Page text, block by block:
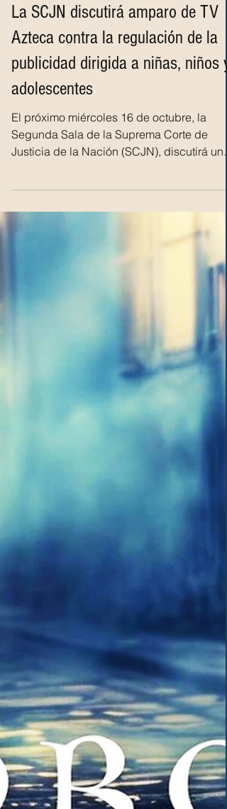
Chronos
14 oct 2024
La SCJN discutirá amparo de TV
Azteca contra la regulación de la
publicidad dirigida a niñas, niños y
adolescentes
El próximo miércoles 16 de octubre, la
Justicia de la Nación (SCJN), discutirá un